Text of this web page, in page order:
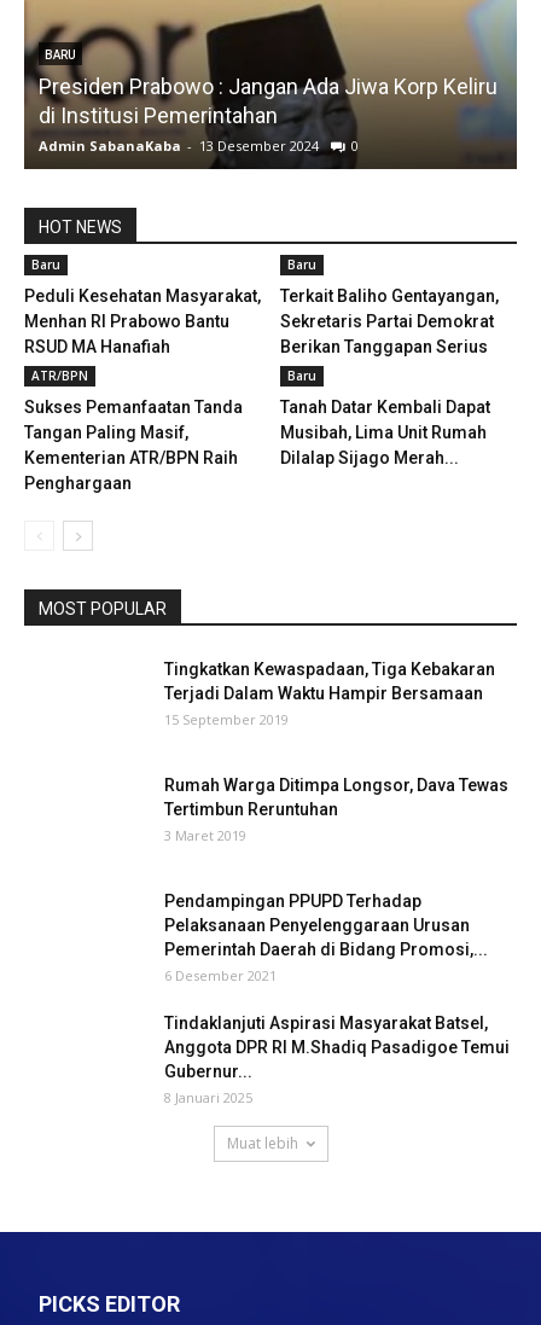
BARU
Presiden Prabowo : Jangan Ada Jiwa Korp Keliru
di Institusi Pemerintahan
Admin SabanaKaba - 13 Desember 2024 0
HOT NEWS
Baru
Peduli Kesehatan Masyarakat,
Menhan RI Prabowo Bantu
RSUD MA Hanafiah
Baru
Terkait Baliho Gentayangan,
Sekretaris Partai Demokrat
Berikan Tanggapan Serius
ATR/BPN
Sukses Pemanfaatan Tanda
Tangan Paling Masif,
Kementerian ATR/BPN Raih
Penghargaan
Baru
Tanah Datar Kembali Dapat
Musibah, Lima Unit Rumah
Dilalap Sijago Merah...
MOST POPULAR
Tingkatkan Kewaspadaan, Tiga Kebakaran
Terjadi Dalam Waktu Hampir Bersamaan
15 September 2019
Rumah Warga Ditimpa Longsor, Dava Tewas
Tertimbun Reruntuhan
3 Maret 2019
Pendampingan PPUPD Terhadap
Pelaksanaan Penyelenggaraan Urusan
Pemerintah Daerah di Bidang Promosi,...
6 Desember 2021
Tindaklanjuti Aspirasi Masyarakat Batsel,
Anggota DPR RI M.Shadiq Pasadigoe Temui
Gubernur...
8 Januari 2025
Muat lebih
PICKS EDITOR